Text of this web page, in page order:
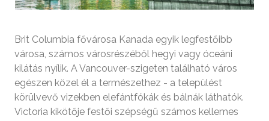
Brit Columbia fővárosa Kanada egyik legfestőibb
városa, számos városrészéből hegyi vagy óceáni
kilátás nyílik. A Vancouver-szigeten található város
egészen közel él a természethez - a települést
körülvevő vizekben elefántfókák és bálnák láthatók.
Victoria kikötője festői szépségű számos kellemes